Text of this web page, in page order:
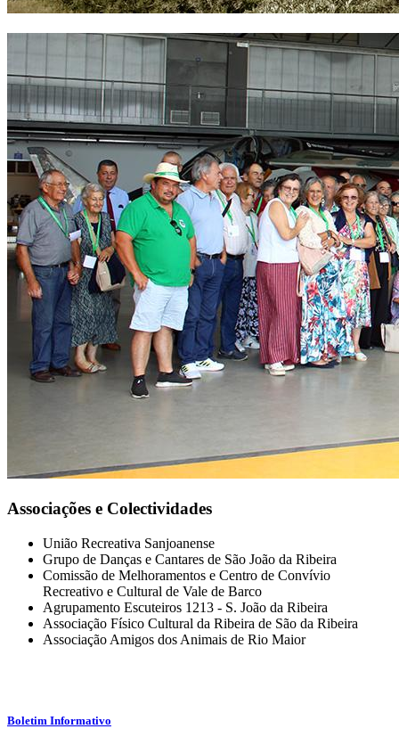
Associações e Colectividades
União Recreativa Sanjoanense
Grupo de Danças e Cantares de São João da Ribeira
Comissão de Melhoramentos e Centro de Convívio
Recreativo e Cultural de Vale de Barco
Agrupamento Escuteiros 1213 - S. João da Ribeira
Associação Físico Cultural da Ribeira de São da Ribeira
Associação Amigos dos Animais de Rio Maior
Boletim Informativo